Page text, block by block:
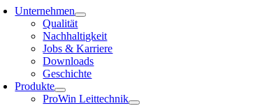
Unternehmen
Qualität
Nachhaltigkeit
Jobs & Karriere
Downloads
Geschichte
Produkte
ProWin Leittechnik